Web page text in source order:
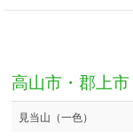
高山市・郡上市
見当山（一色）